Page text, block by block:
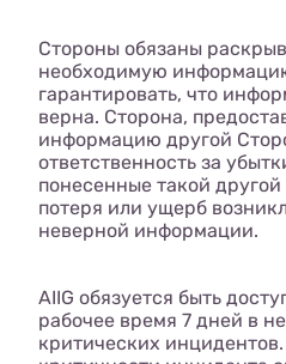
Стороны обязаны
необходимую
гарантировать, что
верна. Сторона,
информацию другой
ответственность за
понесенные такой
потеря или ущерб
неверной информации.
AIIG обязуется быть
рабочее время 7 дней в
критических